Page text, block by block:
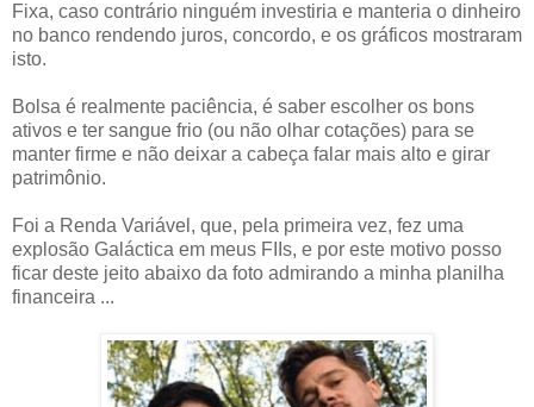
Fixa, caso contrário ninguém investiria e manteria o dinheiro
no banco rendendo juros, concordo, e os gráficos mostraram
isto.
Bolsa é realmente paciência, é saber escolher os bons
ativos e ter sangue frio (ou não olhar cotações) para se
manter firme e não deixar a cabeça falar mais alto e girar
patrimônio.
Foi a Renda Variável, que, pela primeira vez, fez uma
explosão Galáctica em meus FIIs, e por este motivo posso
ficar deste jeito abaixo da foto admirando a minha planilha
financeira ...